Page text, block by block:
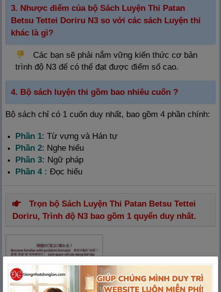
3. Nhược điểm của bộ Sách Luyện Thi Patan
Betsu Tettei Doriru N3 so với các sách Luyện thi
khác là gì?
Các bạn sẽ phải nắm vững kiến thức cơ bản
trình độ N3 để có thể đạt được điểm số cao.
4. Bộ sách luyện thi gồm bao nhiêu cuốn ?
Bộ sách chỉ có 1 cuốn duy nhất, bao gồm 4 phần chính:
Phần 1: Từ vựng và Hán tự
Phần 2: Nghe hiểu
Phần 3: Ngữ pháp
Phần 4 :Đọc hiểu
Trọn bộ Sách Luyện Thi Patan Betsu Tettei
Doriru, Trình độ N3 bao gồm 1 quyển duy nhất.